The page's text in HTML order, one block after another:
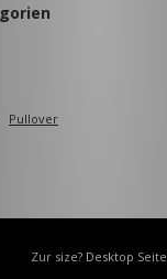
Pullover
Zur size? Desktop Seite